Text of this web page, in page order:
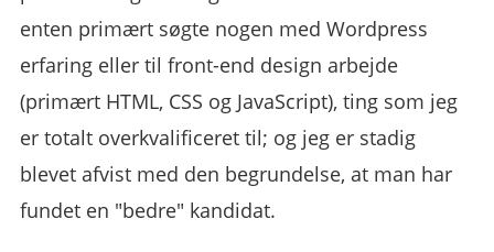
enten primært søgte nogen med Wordpress
erfaring eller til front-end design arbejde
(primært HTML, CSS og JavaScript), ting som jeg
er totalt overkvalificeret til; og jeg er stadig
blevet afvist med den begrundelse, at man har
fundet en "bedre" kandidat.